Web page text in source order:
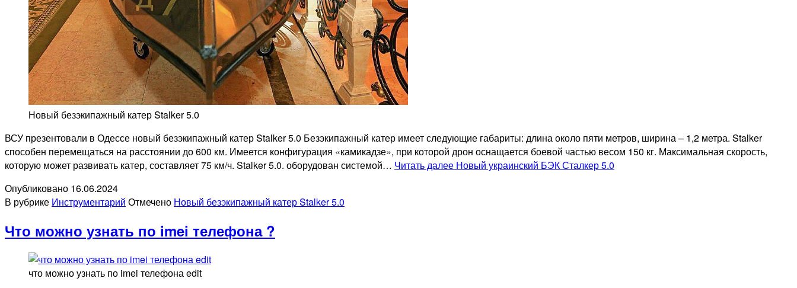
Новый безэкипажный катер Stalker 5.0
ВСУ презентовали в Одессе новый безэкипажный катер Stalker 5.0 Безэкипажный катер имеет следующие габариты: длина около пяти метров, ширина – 1,2 метра. Stalker
способен перемещаться на расстоянии до 600 км. Имеется конфигурация «камикадзе», при которой дрон оснащается боевой частью весом 150 кг. Максимальная скорость,
которую может развивать катер, составляет 75 км/ч. Stalker 5.0. оборудован системой… Читать далее Новый украинский БЭК Сталкер 5.0
Опубликовано 16.06.2024
В рубрике Инструментарий Отмечено Новый безэкипажный катер Stalker 5.0
Что можно узнать по imei телефона ?
что можно узнать по imei телефона edit